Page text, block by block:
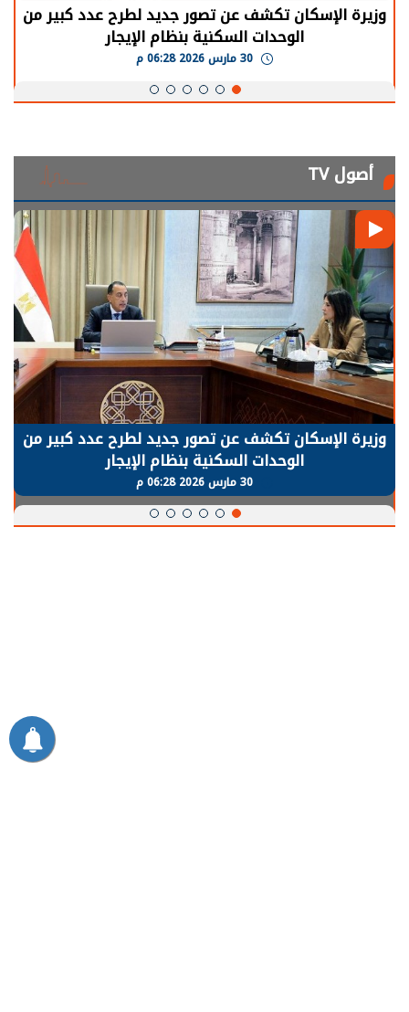
وزيرة الإسكان تكشف عن تصور جديد لطرح عدد كبير من
الوحدات السكنية بنظام الإيجار
أصول TV
وزيرة الإسكان تكشف عن تصور جديد لطرح عدد كبير من
الوحدات السكنية بنظام الإيجار